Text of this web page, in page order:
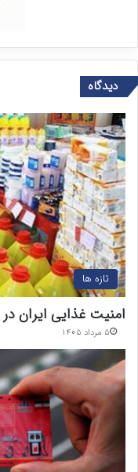
دیدگاه
تازه ها
امنیت غذایی ایران
۵ مرداد ۱۴۰۵